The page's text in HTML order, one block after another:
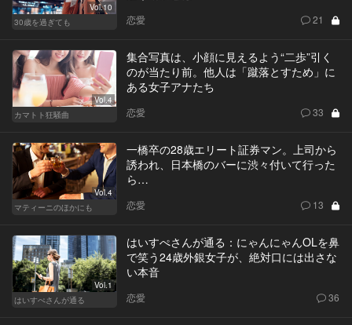
Vol.10
30歳を過ぎても
恋愛 21
Vol.4
カマトト狂騒曲
集合写真は、小顔に見えるよう“二歩”引く
のが当たり前。他人は「蹴落とすため」に
ある女子アナたち
恋愛 33
Vol.4
マティーニのほかにも
一橋卒の28歳エリート証券マン。上司から
誘われ、日本橋のバーに渋々付いて行った
ら…
恋愛 13
Vol.1
はいすぺさんが通る
はいすぺさんが通る：にゃんにゃんOLを鼻
で笑う24歳外銀女子が、絶対口には出さな
い本音
恋愛 36